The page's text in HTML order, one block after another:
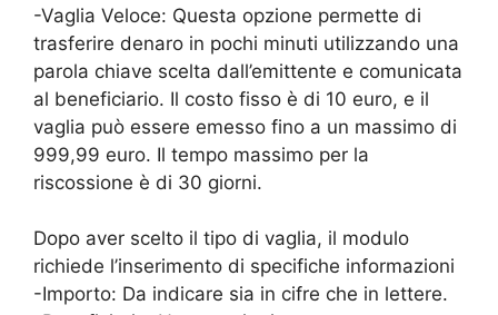
-Vaglia Veloce: Questa opzione permette di
trasferire denaro in pochi minuti utilizzando una
parola chiave scelta dall’emittente e comunicata
al beneficiario. Il costo fisso è di 10 euro, e il
vaglia può essere emesso fino a un massimo di
999,99 euro. Il tempo massimo per la
riscossione è di 30 giorni.
Dopo aver scelto il tipo di vaglia, il modulo
richiede l’inserimento di specifiche informazioni
-Importo: Da indicare sia in cifre che in lettere.